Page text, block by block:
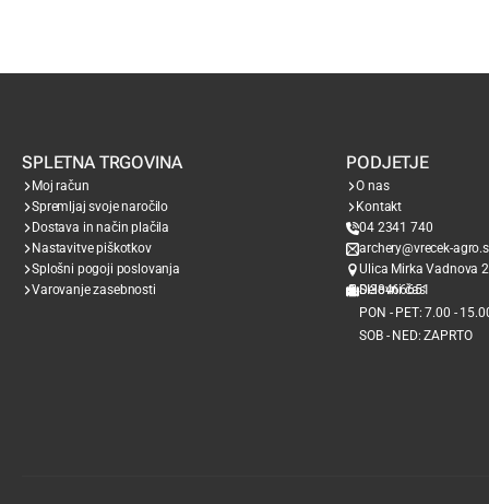
SPLETNA TRGOVINA
Moj račun
Spremljaj svoje naročilo
Dostava in način plačila
Nastavitve piškotkov
Splošni pogoji poslovanja
Varovanje zasebnosti
PODJETJE
O nas
Kontakt
04 2341 740
archery@vrecek-
Ulica Mirka Vadnova
SI38466651
Delovni čas
PON - PET: 7.00 -
SOB - NED: ZAPRTO